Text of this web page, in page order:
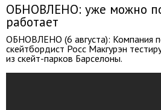
ОБНОВЛЕНО: уже можно
работает
ОБНОВЛЕНО (6 августа): Компания
скейтбордист Росс Макгурэн
из скейт-парков Барселоны.